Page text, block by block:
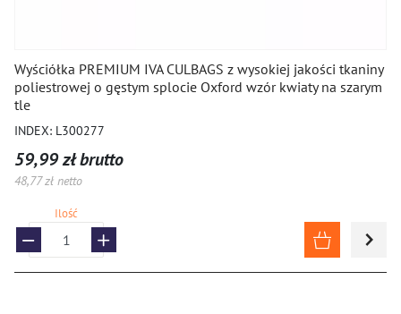
Wyściółka PREMIUM IVA CULBAGS z wysokiej jakości tkaniny
poliestrowej o gęstym splocie Oxford wzór kwiaty na szarym
tle
INDEX: L300277
59,99 zł brutto
48,77 zł netto
Ilość